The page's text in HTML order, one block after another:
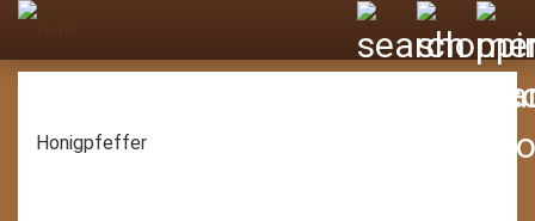
Honigpfeffer